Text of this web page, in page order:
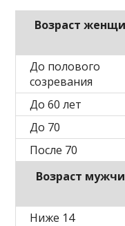
Возраст
До полового
созревания
До 60 лет
До 70
После 70
Возраст
Ниже 14